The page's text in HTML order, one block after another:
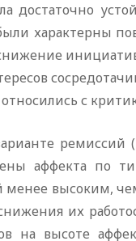
достаточно
характерны
с
ремиссий
аффекта по
менее высоким,
их
на высоте